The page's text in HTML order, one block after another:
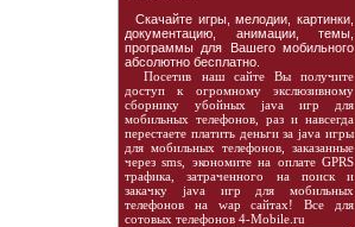
Скачайте игры, мелодии, картинки,
документацию, анимации, темы,
программы для Вашего мобильного
абсолютно бесплатно.
Посетив наш сайте Вы получите
доступ к огромному экслюзивному
сборнику убойных java игр для
мобильных телефонов, раз и навсегда
перестаете платить деньги за java игры
для мобильных телефонов, заказанные
через sms, экономите на оплате GPRS
трафика, затраченного на поиск и
закачку java игр для мобильных
телефонов на wap сайтах! Все для
сотовых телефонов 4-Mobile.ru